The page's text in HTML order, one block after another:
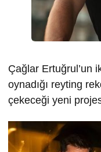
Çağlar Ertuğrul’un
oynadığı reyting
çekeceği yeni